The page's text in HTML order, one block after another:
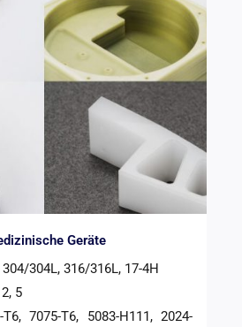
Geräte
304L, 316/316L, 17-4H
5
7075-T6, 5083-H111, 2024-